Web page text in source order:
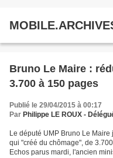
Bruno Le Maire :
3.700 à 150 pages
Publié le 29/04/2015 à 00:17
Par Philippe LE ROUX -
Le député UMP Bruno Le
qui "créé du chômage", de
Echos parus mardi, l'ancien